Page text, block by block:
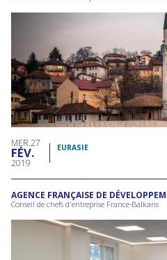
MER 27
FÉV
2019
EURASIE
AGENCE FRANÇAISE DE
Conseil de chefs d'entreprise France-Balkans